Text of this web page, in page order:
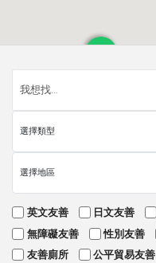
英文友善 日文友善
無障礙友善
性別友善
友善廁所
公平貿易友善